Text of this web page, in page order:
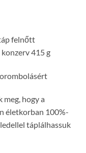
felnőtt
415 g
hogy a
életkorban 100%-
táplálhassuk